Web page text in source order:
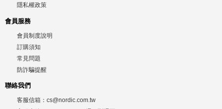
隱私權政策
會員服務
會員制度說明
訂購須知
常見問題
防詐騙提醒
聯絡我們
客服信箱： cs@nordic.com.tw